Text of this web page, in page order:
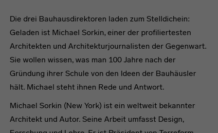
Die drei Bauhausdirektoren laden zum Stelldichein:
Geladen ist Michael Sorkin, einer der profiliertesten
Architekten und Architekturjournalisten der Gegenwart.
Sie wollen wissen, was man 100 Jahre nach der
Gründung ihrer Schule von den Ideen der Bauhäusler
hält. Michael steht ihnen Rede und Antwort.
Michael Sorkin (New York) ist ein weltweit bekannter
Architekt und Autor. Seine Arbeit umfasst Design,